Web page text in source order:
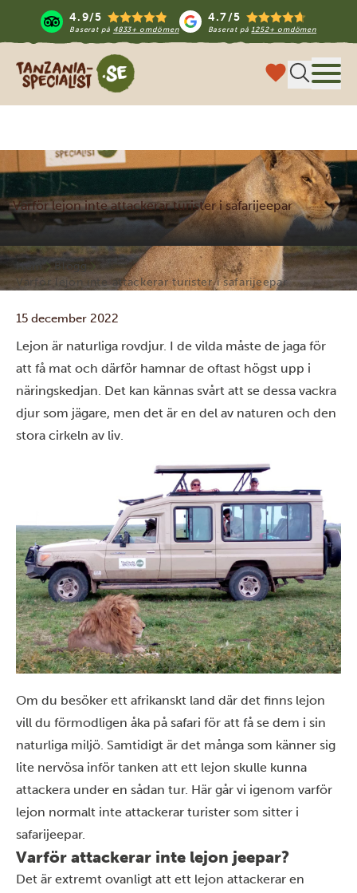
4.9/5
Baserat på 4833+ omdömen
4.7/5
Baserat på1252+ omdömen
Tanzania Specialist
Varför lejon inte attackerar turister i safarijeepar
Hem
Blogg
Varför lejon inte attackerar turister i safarijeepar
15 december 2022
Lejon är naturliga rovdjur. I de vilda måste de jaga för
att få mat och därför hamnar de oftast högst upp i
näringskedjan. Det kan kännas svårt att se dessa vackra
djur som jägare, men det är en del av naturen och den
stora cirkeln av liv.
Om du besöker ett afrikanskt land där det finns lejon
vill du förmodligen åka på safari för att få se dem i sin
naturliga miljö. Samtidigt är det många som känner sig
lite nervösa inför tanken att ett lejon skulle kunna
attackera under en sådan tur. Här går vi igenom varför
lejon normalt inte attackerar turister som sitter i
safarijeepar.
Varför attackerar inte lejon jeepar?
Det är extremt ovanligt att ett lejon attackerar en